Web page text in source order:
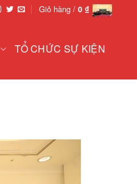
Giỏ hàng / 0 ₫
TỔ CHỨC SỰ KIỆN